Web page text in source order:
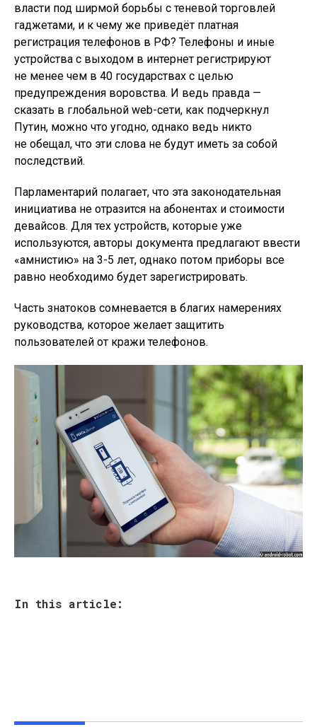
власти под ширмой борьбы с теневой торговлей
гаджетами, и к чему же приведёт платная
регистрация телефонов в РФ? Телефоны и иные
устройства с выходом в интернет регистрируют
не менее чем в 40 государствах с целью
предупреждения воровства. И ведь правда —
сказать в глобальной web-сети, как подчеркнул
Путин, можно что угодно, однако ведь никто
не обещал, что эти слова не будут иметь за собой
последствий.
Парламентарий полагает, что эта законодательная
инициатива не отразится на абонентах и стоимости
девайсов. Для тех устройств, которые уже
используются, авторы документа предлагают ввести
«амнистию» на 3-5 лет, однако потом приборы все
равно необходимо будет зарегистрировать.
Часть знатоков сомневается в благих намерениях
руководства, которое желает защитить
пользователей от кражи телефонов.
In this article: